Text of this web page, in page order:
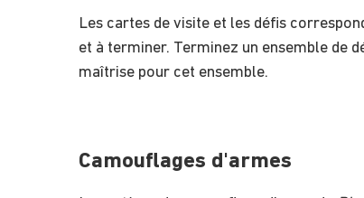
Les cartes de visite et les défis
et à terminer. Terminez un ensemble de
maîtrise pour cet ensemble.
Camouflages d'armes